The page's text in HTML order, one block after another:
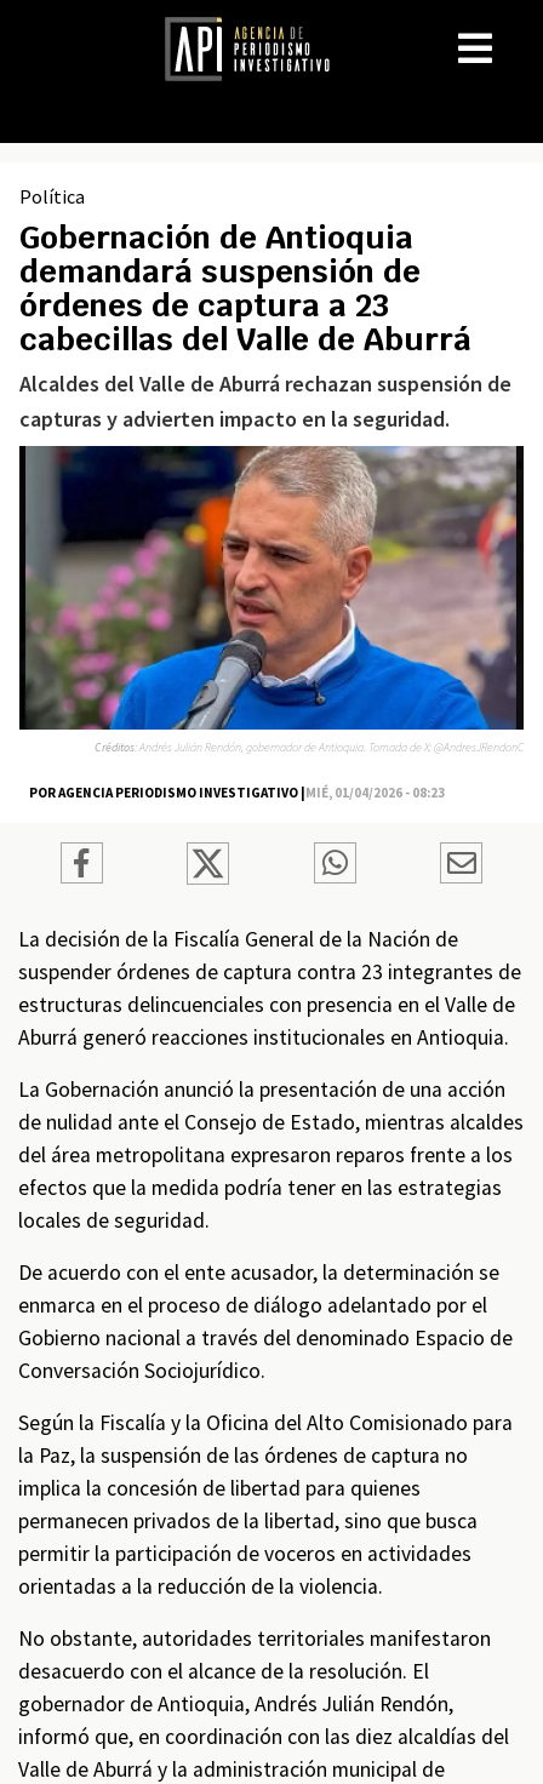
Política
Gobernación de Antioquia
demandará suspensión de
órdenes de captura a 23
cabecillas del Valle de Aburrá
Alcaldes del Valle de Aburrá rechazan suspensión de
capturas y advierten impacto en la seguridad.
POR AGENCIA PERIODISMO INVESTIGATIVO |MIÉ, 01/04/2026 - 08:23
Créditos:Andrés Julián Rendón, gobernador de Antioquia. Tomada de X: @AndresJRendonC
La decisión de la Fiscalía General de la Nación de
suspender órdenes de captura contra 23 integrantes de
estructuras delincuenciales con presencia en el Valle de
Aburrá generó reacciones institucionales en Antioquia.
La Gobernación anunció la presentación de una acción
de nulidad ante el Consejo de Estado, mientras alcaldes
del área metropolitana expresaron reparos frente a los
efectos que la medida podría tener en las estrategias
locales de seguridad.
De acuerdo con el ente acusador, la determinación se
enmarca en el proceso de diálogo adelantado por el
Gobierno nacional a través del denominado Espacio de
Conversación Sociojurídico.
Según la Fiscalía y la Oficina del Alto Comisionado para
la Paz, la suspensión de las órdenes de captura no
implica la concesión de libertad para quienes
permanecen privados de la libertad, sino que busca
permitir la participación de voceros en actividades
orientadas a la reducción de la violencia.
No obstante, autoridades territoriales manifestaron
desacuerdo con el alcance de la resolución. El
gobernador de Antioquia, Andrés Julián Rendón,
informó que, en coordinación con las diez alcaldías del
Valle de Aburrá y la administración municipal de